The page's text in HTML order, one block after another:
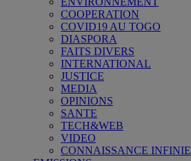
COOPERATION
COVID19 AU TOGO
DIASPORA
FAITS DIVERS
INTERNATIONAL
JUSTICE
MEDIA
OPINIONS
SANTE
TECH&WEB
VIDEO
CONNAISSANCE INFINIE